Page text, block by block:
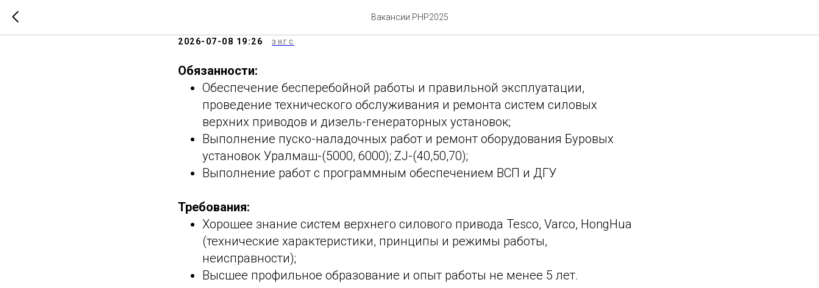
Вакансии РНР2025
Инженер-электроник
2026-07-08 19:26 ЭНГС
Обязанности:
Обеспечение бесперебойной работы и правильной эксплуатации,
проведение технического обслуживания и ремонта систем силовых
верхних приводов и дизель-генераторных установок;
Выполнение пуско-наладочных работ и ремонт оборудования Буровых
установок Уралмаш-(5000, 6000); ZJ-(40,50,70);
Выполнение работ с программным обеспечением ВСП и ДГУ
Требования:
Хорошее знание систем верхнего силового привода Tesco, Varco, HongHua
(технические характеристики, принципы и режимы работы,
неисправности);
Высшее профильное образование и опыт работы не менее 5 лет.